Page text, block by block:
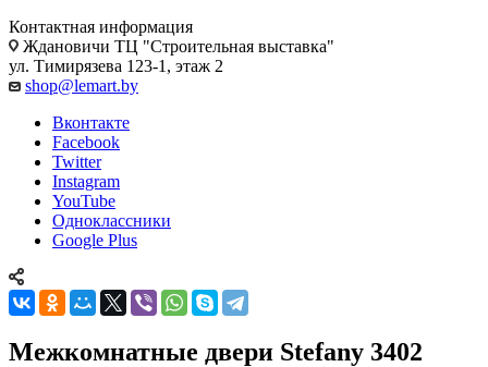
Контактная информация
Ждановичи ТЦ "Строительная выставка"
ул. Тимирязева 123-1, этаж 2
shop@lemart.by
Вконтакте
Facebook
Twitter
Instagram
YouTube
Одноклассники
Google Plus
Межкомнатные двери Stefany 3402